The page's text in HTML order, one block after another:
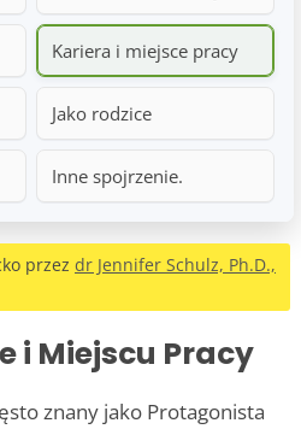
Kariera i miejsce pracy
Jako rodzice
Inne spojrzenie.
przez dr Jennifer Schulz, Ph.D.,
i Miejscu Pracy
znany jako Protagonista